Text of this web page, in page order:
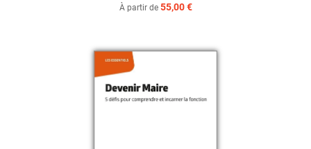
À partir de 55,00 €